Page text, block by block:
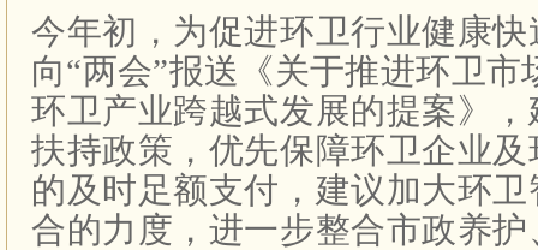
今年初，为促进环卫行业健康
向“两会”报送《关于推进环卫市
环卫产业跨越式发展的提案》
扶持政策，优先保障环卫企业
的及时足额支付，建议加大环
合的力度，进一步整合市政养